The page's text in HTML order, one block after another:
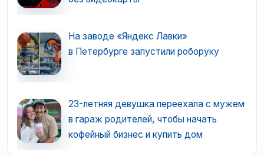
На заводе «Яндекс Лавки»
в Петербурге запустили роборуку
23-летняя девушка переехала с мужем
в гараж родителей, чтобы начать
кофейный бизнес и купить дом